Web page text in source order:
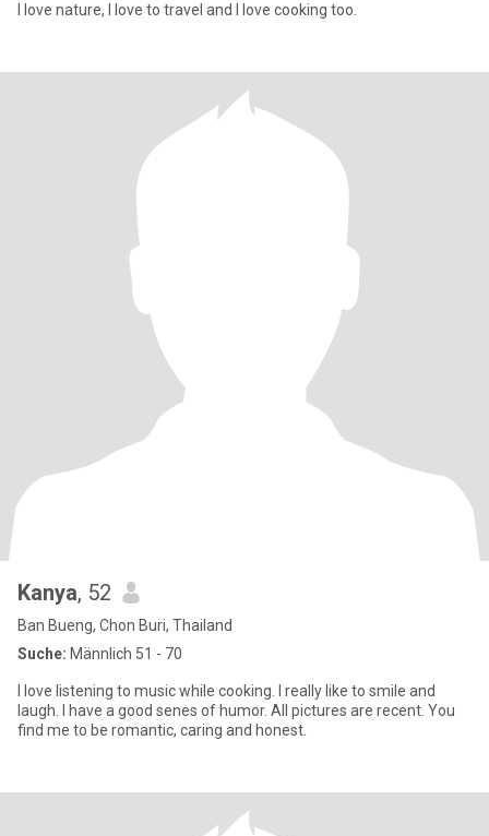
I love nature, I love to travel and I love cooking too.
Kanya, 52
Ban Bueng, Chon Buri, Thailand
Suche: Männlich 51 - 70
I love listening to music while cooking. I really like to smile and
laugh. I have a good senes of humor. All pictures are recent. You
find me to be romantic, caring and honest.